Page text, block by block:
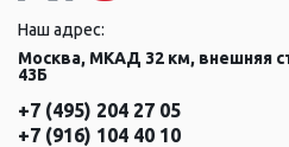
Наш адрес:
Москва, МКАД 32 км, внешняя
43Б
+7 (495) 204 27 05
+7 (916) 104 40 10